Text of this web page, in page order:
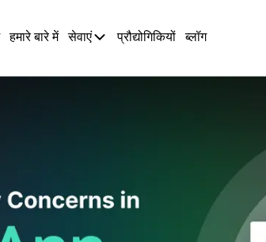
हमारे बारे में सेवाएं प्रौद्योगिकियों ब्लॉग